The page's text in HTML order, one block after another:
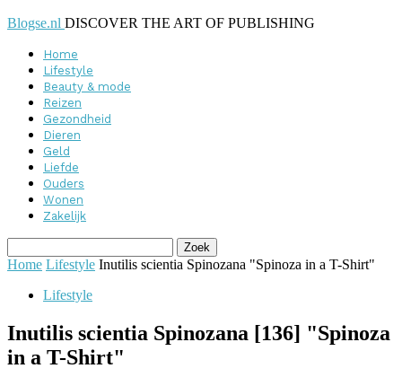
Blogse.nl DISCOVER THE ART OF PUBLISHING
Home
Lifestyle
Beauty & mode
Reizen
Gezondheid
Dieren
Geld
Liefde
Ouders
Wonen
Zakelijk
Home Lifestyle Inutilis scientia Spinozana "Spinoza in a T-Shirt"
Lifestyle
Inutilis scientia Spinozana [136] "Spinoza
in a T-Shirt"